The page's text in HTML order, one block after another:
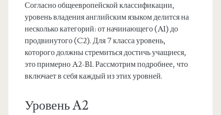
Согласно общеевропейской классификации,
уровень владения английским языком делится на
несколько категорий: от начинающего (A1) до
продвинутого (C2). Для 7 класса уровень,
которого должны стремиться достичь учащиеся,
это примерно A2-B1. Рассмотрим подробнее, что
включает в себя каждый из этих уровней.
Уровень A2